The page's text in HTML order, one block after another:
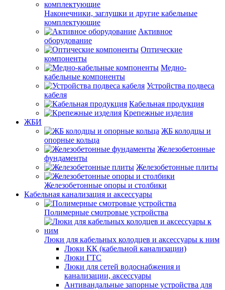
Наконечники, заглушки и другие кабельные
комплектующие
Активное
оборудование
Оптические
компоненты
Медно-
кабельные компоненты
Устройства подвеса
кабеля
Кабельная продукция
Крепежные изделия
ЖБИ
ЖБ колодцы и
опорные кольца
Железобетонные
фундаменты
Железобетонные плиты
Железобетонные опоры и столбики
Кабельная канализация и аксессуары
Полимерные смотровые устройства
Люки для кабельных колодцев и аксессуары к ним
Люки КК (кабельной канализации)
Люки ГТС
Люки для сетей водоснабжения и
канализации, аксессуары
Антивандальные запорные устройства для